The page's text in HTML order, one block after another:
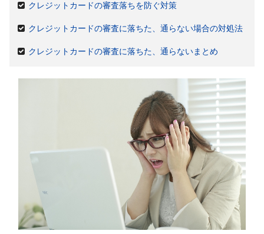
クレジットカードの審査落ちを防ぐ対策
クレジットカードの審査に落ちた、通らない場合の対処法
クレジットカードの審査に落ちた、通らないまとめ